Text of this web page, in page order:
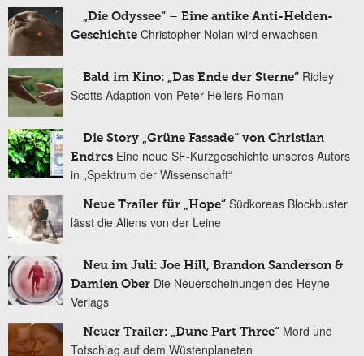
„Die Odyssee“ – Eine antike Anti-Helden-
Geschichte Christopher Nolan wird erwachsen
Bald im Kino: „Das Ende der Sterne“ Ridley
Scotts Adaption von Peter Hellers Roman
Die Story „Grüne Fassade“ von Christian
Endres Eine neue SF-Kurzgeschichte unseres Autors
in „Spektrum der Wissenschaft“
Neue Trailer für „Hope“ Südkoreas Blockbuster
lässt die Aliens von der Leine
Neu im Juli: Joe Hill, Brandon Sanderson &
Damien Ober Die Neuerscheinungen des Heyne
Verlags
Neuer Trailer: „Dune Part Three“ Mord und
Totschlag auf dem Wüstenplaneten